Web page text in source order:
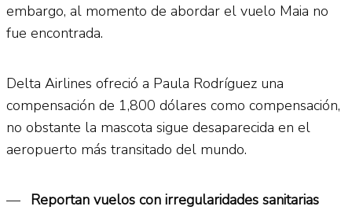
embargo, al momento de abordar el vuelo Maia no
fue encontrada.
Delta Airlines ofreció a Paula Rodríguez una
compensación de 1,800 dólares como compensación,
no obstante la mascota sigue desaparecida en el
aeropuerto más transitado del mundo.
— Reportan vuelos con irregularidades sanitarias